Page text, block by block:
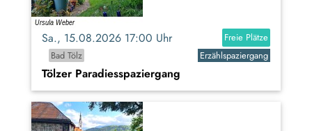
Sa., 15.08.2026 17:00 Uhr
Freie Plätze
Bad Tölz
Erzählspaziergang
Tölzer Paradiesspaziergang